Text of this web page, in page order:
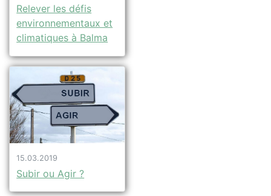
Relever les défis
environnementaux et
climatiques à Balma
15.03.2019
Subir ou Agir ?